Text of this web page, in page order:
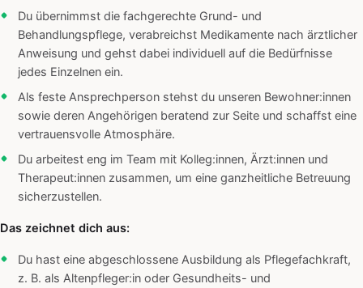
Du übernimmst die fachgerechte Grund- und
Behandlungspflege, verabreichst Medikamente nach ärztlicher
Anweisung und gehst dabei individuell auf die Bedürfnisse
jedes Einzelnen ein.
Als feste Ansprechperson stehst du unseren Bewohner:innen
sowie deren Angehörigen beratend zur Seite und schaffst eine
vertrauensvolle Atmosphäre.
Du arbeitest eng im Team mit Kolleg:innen, Ärzt:innen und
Therapeut:innen zusammen, um eine ganzheitliche Betreuung
sicherzustellen.
Das zeichnet dich aus:
Du hast eine abgeschlossene Ausbildung als Pflegefachkraft,
z. B. als Altenpfleger:in oder Gesundheits- und